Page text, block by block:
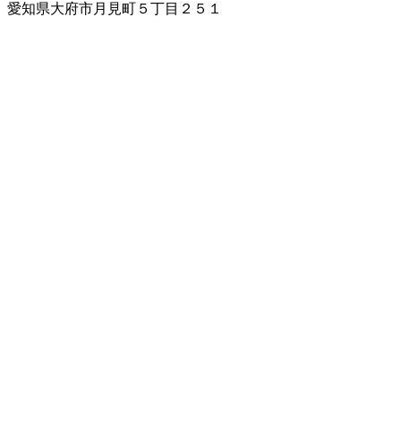
愛知県大府市月見町５丁目２５１